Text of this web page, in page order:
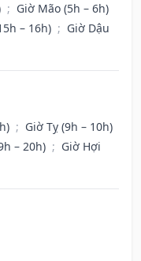
; Giờ Mão (5h – 6h)
– 16h) ; Giờ Dậu
; Giờ Tỵ (9h – 10h)
– 20h) ; Giờ Hợi